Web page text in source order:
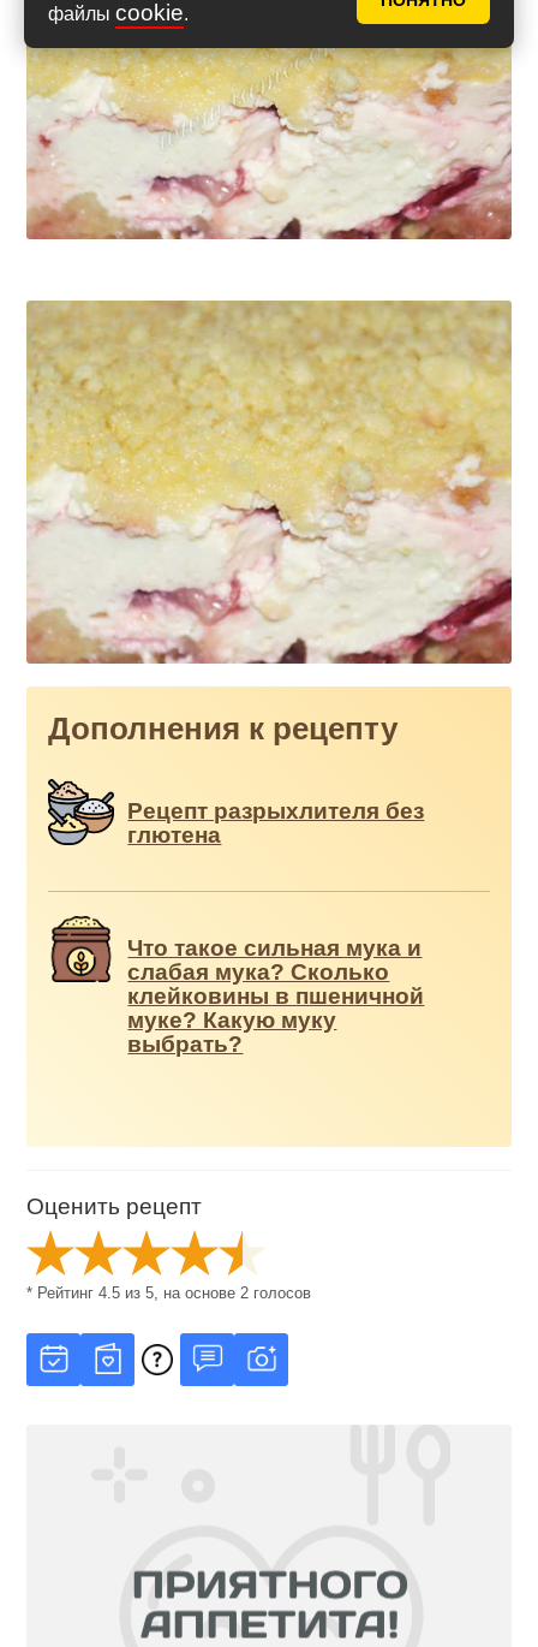
файлы cookie.
Дополнения к рецепту
Рецепт разрыхлителя без
глютена
Что такое сильная мука и
слабая мука? Сколько
клейковины в пшеничной
муке? Какую муку
выбрать?
Оценить рецепт
* Рейтинг4.5 из5 , на основе 2 голосов